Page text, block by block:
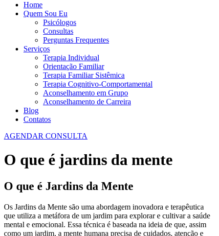
Home
Quem Sou Eu
Psicólogos
Consultas
Perguntas Frequentes
Serviços
Terapia Individual
Orientação Familiar
Terapia Familiar Sistêmica
Terapia Cognitivo-Comportamental
Aconselhamento em Grupo
Aconselhamento de Carreira
Blog
Contatos
AGENDAR CONSULTA
O que é jardins da mente
O que é Jardins da Mente
Os Jardins da Mente são uma abordagem inovadora e terapêutica
que utiliza a metáfora de um jardim para explorar e cultivar a saúde
mental e emocional. Essa técnica é baseada na ideia de que, assim
como um jardim, a mente humana precisa de cuidados, atenção e